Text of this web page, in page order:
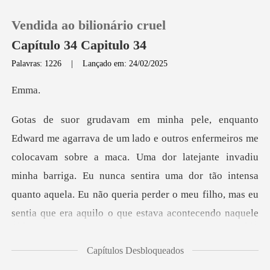
Loja
Histórico
Sair
Vendida ao bilionário cruel
Capítulo 34 Capitulo 34
Palavras: 1226 |Lançado em: 24/02/2025
m
m sobre a maca. Uma dor latejante invadiu
minha barriga. Eu nunca sentira uma dor tão intensa
quanto aquela.
Capítulos Desbloqueados